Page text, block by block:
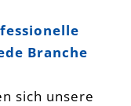
Branche
sich unsere